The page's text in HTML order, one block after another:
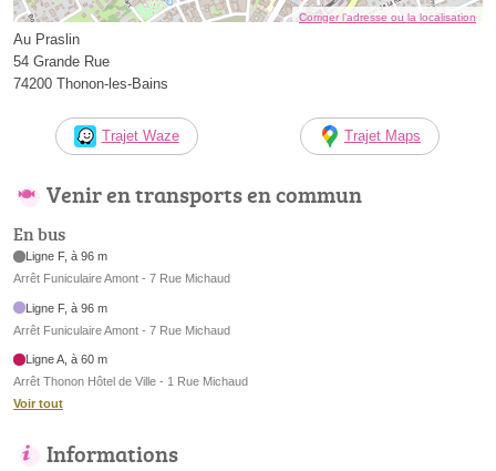
Corriger l’adresse ou la localisation
Au Praslin
54 Grande Rue
74200 Thonon-les-Bains
Trajet Waze Trajet Maps
Venir en transports en commun
En bus
Ligne F, à 96 m
Arrêt Funiculaire Amont - 7 Rue Michaud
Ligne F, à 96 m
Arrêt Funiculaire Amont - 7 Rue Michaud
Ligne A, à 60 m
Arrêt Thonon Hôtel de Ville - 1 Rue Michaud
Voir tout
Informations